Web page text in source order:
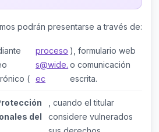
podrán presentarse a través de:
(
proceso
s@wide.
ec
), formulario web
o comunicación
escrita.
del
, cuando el titular
considere vulnerados